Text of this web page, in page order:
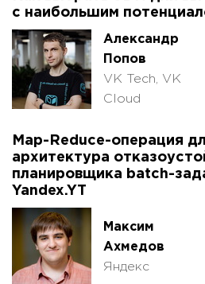
с наибольшим
Александр
Попов
VK Tech, VK
Cloud
Map-Reduce-операция
архитектура
планировщика batch-
Yandex.YT
Максим
Ахмедов
Яндекс